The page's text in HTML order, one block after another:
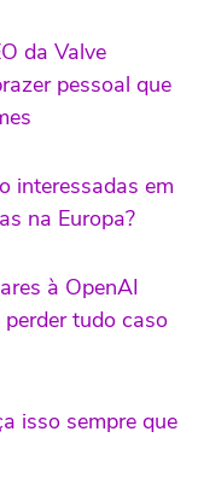
da Valve
pessoal que
interessadas em
na Europa?
à OpenAI
tudo caso
isso sempre que